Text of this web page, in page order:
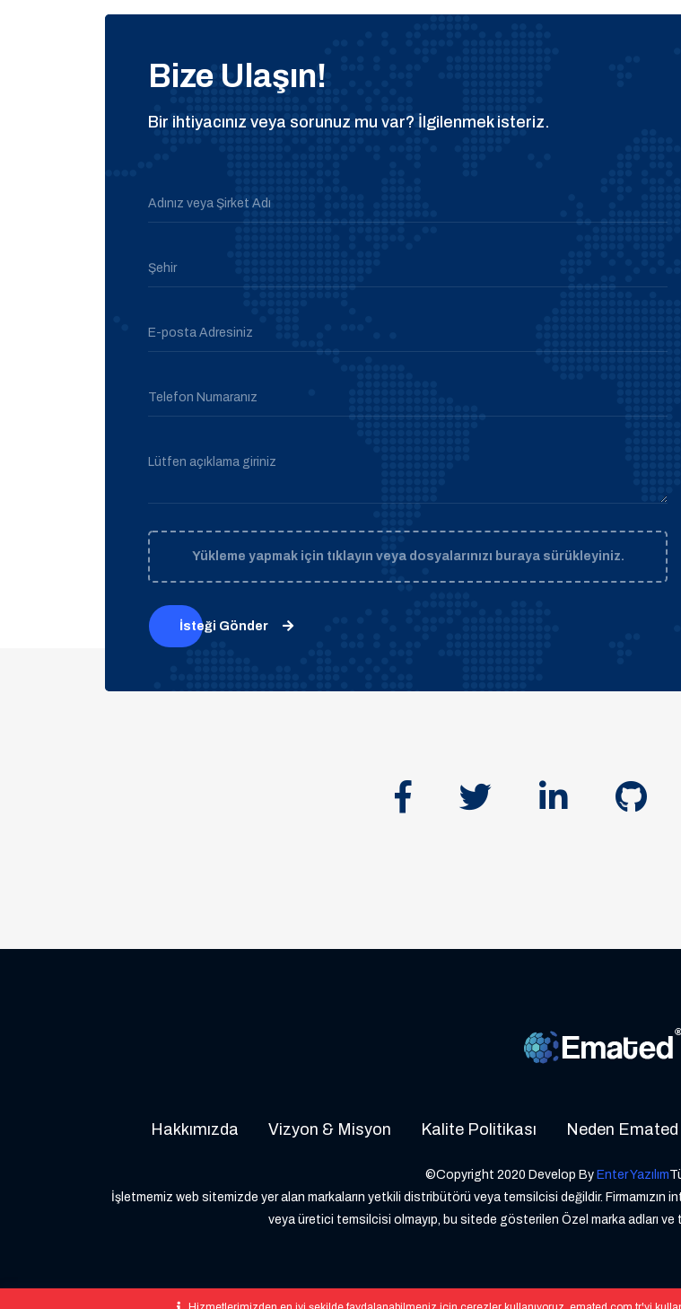
Bize Ulaşın!
Bir ihtiyacınız veya sorunuz mu var? İlgilenmek isteriz.
Adınız veya Şirket Adı
Şehir
E-posta Adresiniz
Telefon Numaranız
Lütfen açıklama giriniz
Yükleme yapmak için tıklayın veya dosyalarınızı buraya sürükleyiniz.
İsteği Gönder
Hakkımızda Vizyon & Misyon Kalite Politikası Neden Emated
©Copyright 2020 Develop By Enter Yazılım
İşletmemiz web sitemizde yer alan markaların yetkili distribütörü veya temsilcisi değildir.
veya üretici temsilcisi olmayıp, bu sitede gösterilen Özel marka adları